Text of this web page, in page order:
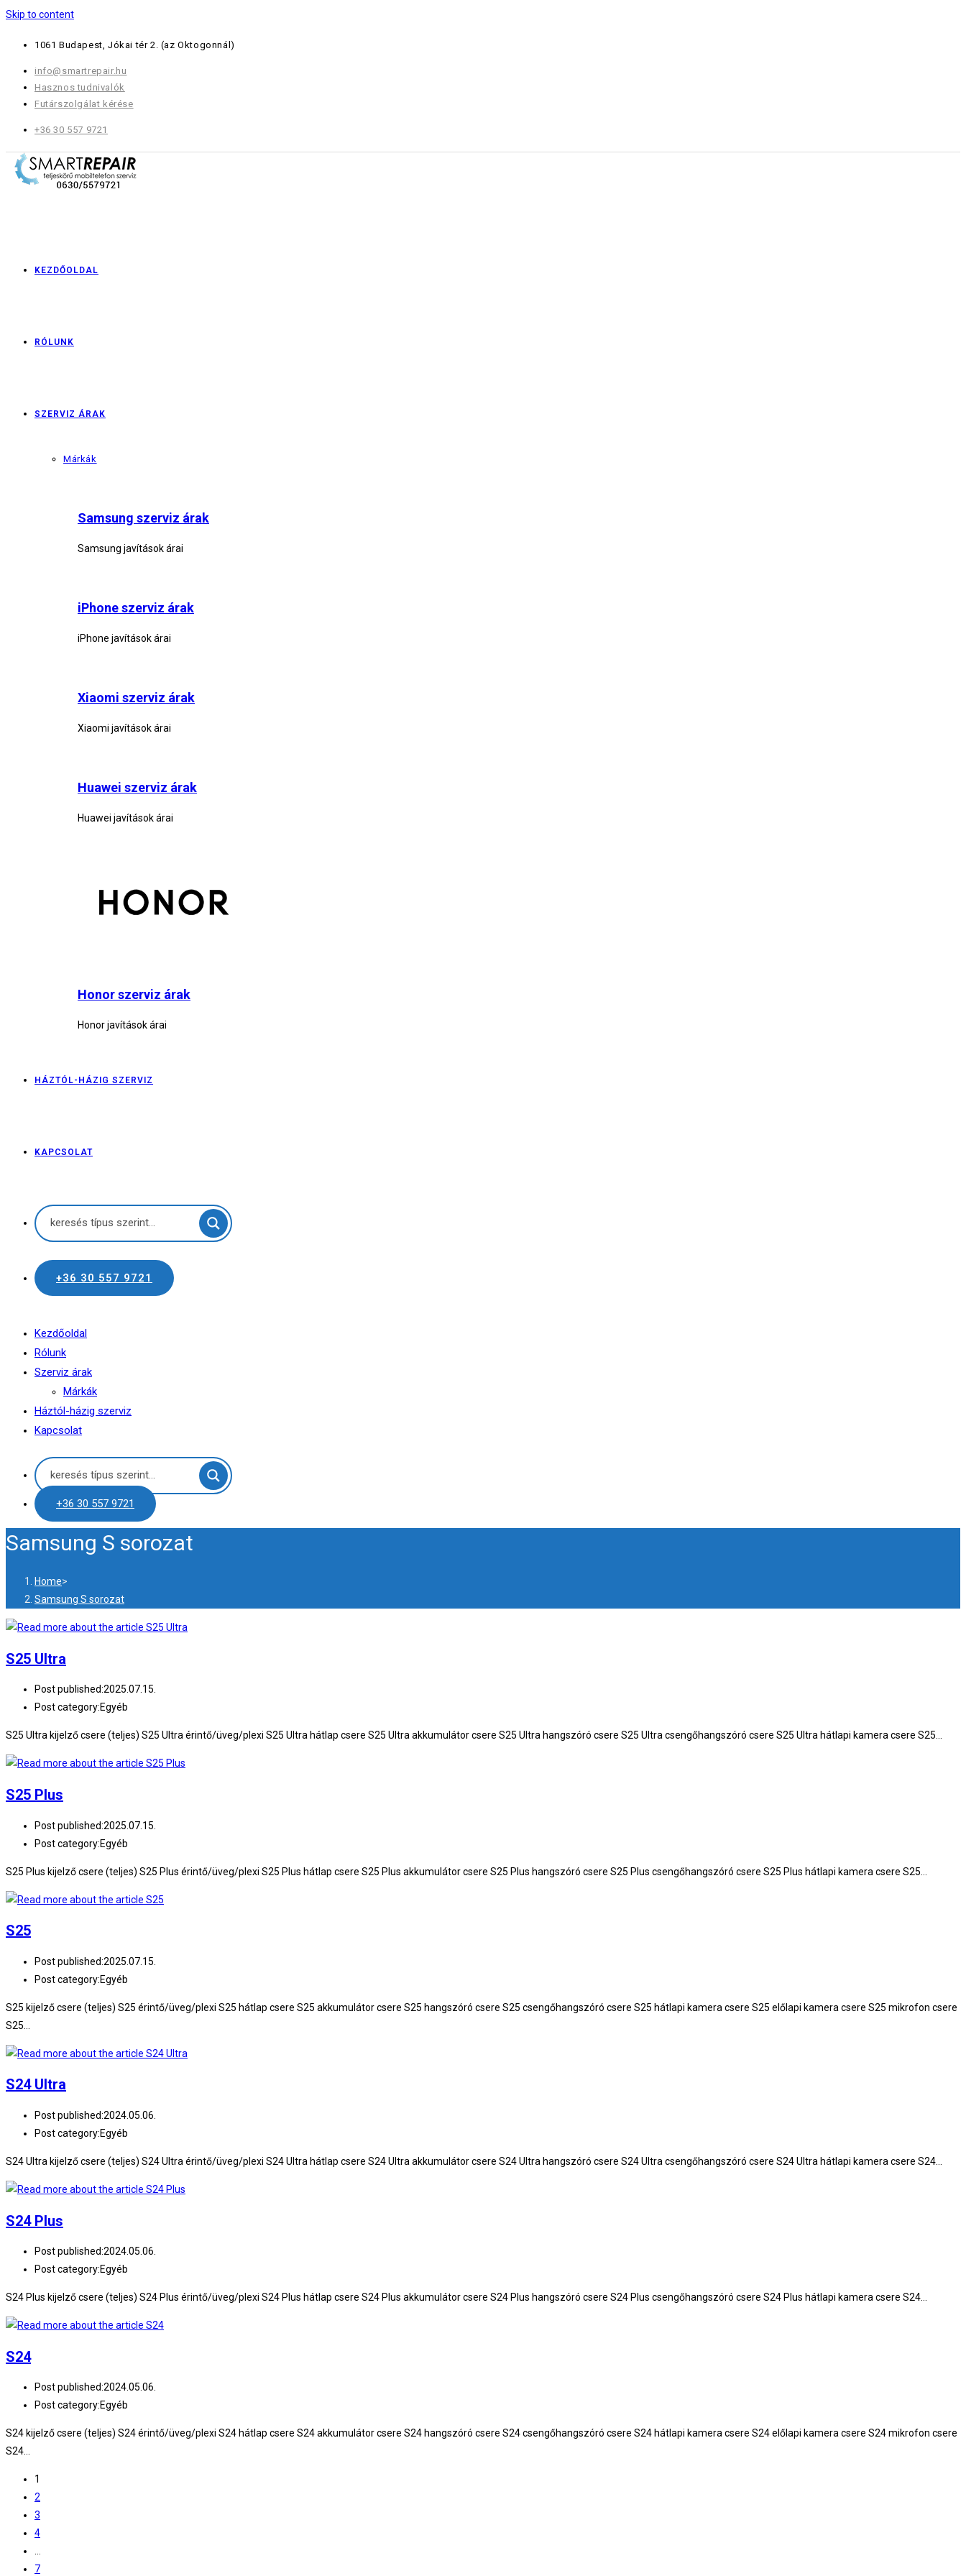
Skip to content
1061 Budapest, Jókai tér 2. (az Oktogonnál)
info@smartrepair.hu
Hasznos tudnivalók
Futárszolgálat kérése
+36 30 557 9721
KEZDŐOLDAL
RÓLUNK
SZERVIZ ÁRAK
Márkák
Samsung szerviz árak
Samsung javítások árai
iPhone szerviz árak
iPhone javítások árai
Xiaomi szerviz árak
Xiaomi javítások árai
Huawei szerviz árak
Huawei javítások árai
Honor szerviz árak
Honor javítások árai
HÁZTÓL-HÁZIG SZERVIZ
KAPCSOLAT
+36 30 557 9721
Kezdőoldal
Rólunk
Szerviz árak
Márkák
Háztól-házig szerviz
Kapcsolat
+36 30 557 9721
Samsung S sorozat
Home>
Samsung S sorozat
S25 Ultra
Post published:2025.07.15.
Post category:Egyéb
S25 Ultra kijelző csere (teljes) S25 Ultra érintő/üveg/plexi S25 Ultra hátlap csere S25 Ultra akkumulátor csere S25 Ultra hangszóró csere S25 Ultra csengőhangszóró csere S25 Ultra hátlapi kamera csere S25…
S25 Plus
Post published:2025.07.15.
Post category:Egyéb
S25 Plus kijelző csere (teljes) S25 Plus érintő/üveg/plexi S25 Plus hátlap csere S25 Plus akkumulátor csere S25 Plus hangszóró csere S25 Plus csengőhangszóró csere S25 Plus hátlapi kamera csere S25…
S25
Post published:2025.07.15.
Post category:Egyéb
S25 kijelző csere (teljes) S25 érintő/üveg/plexi S25 hátlap csere S25 akkumulátor csere S25 hangszóró csere S25 csengőhangszóró csere S25 hátlapi kamera csere S25 előlapi kamera csere S25 mikrofon csere
S25…
S24 Ultra
Post published:2024.05.06.
Post category:Egyéb
S24 Ultra kijelző csere (teljes) S24 Ultra érintő/üveg/plexi S24 Ultra hátlap csere S24 Ultra akkumulátor csere S24 Ultra hangszóró csere S24 Ultra csengőhangszóró csere S24 Ultra hátlapi kamera csere S24…
S24 Plus
Post published:2024.05.06.
Post category:Egyéb
S24 Plus kijelző csere (teljes) S24 Plus érintő/üveg/plexi S24 Plus hátlap csere S24 Plus akkumulátor csere S24 Plus hangszóró csere S24 Plus csengőhangszóró csere S24 Plus hátlapi kamera csere S24…
S24
Post published:2024.05.06.
Post category:Egyéb
S24 kijelző csere (teljes) S24 érintő/üveg/plexi S24 hátlap csere S24 akkumulátor csere S24 hangszóró csere S24 csengőhangszóró csere S24 hátlapi kamera csere S24 előlapi kamera csere S24 mikrofon csere
S24…
1
2
3
4
…
7